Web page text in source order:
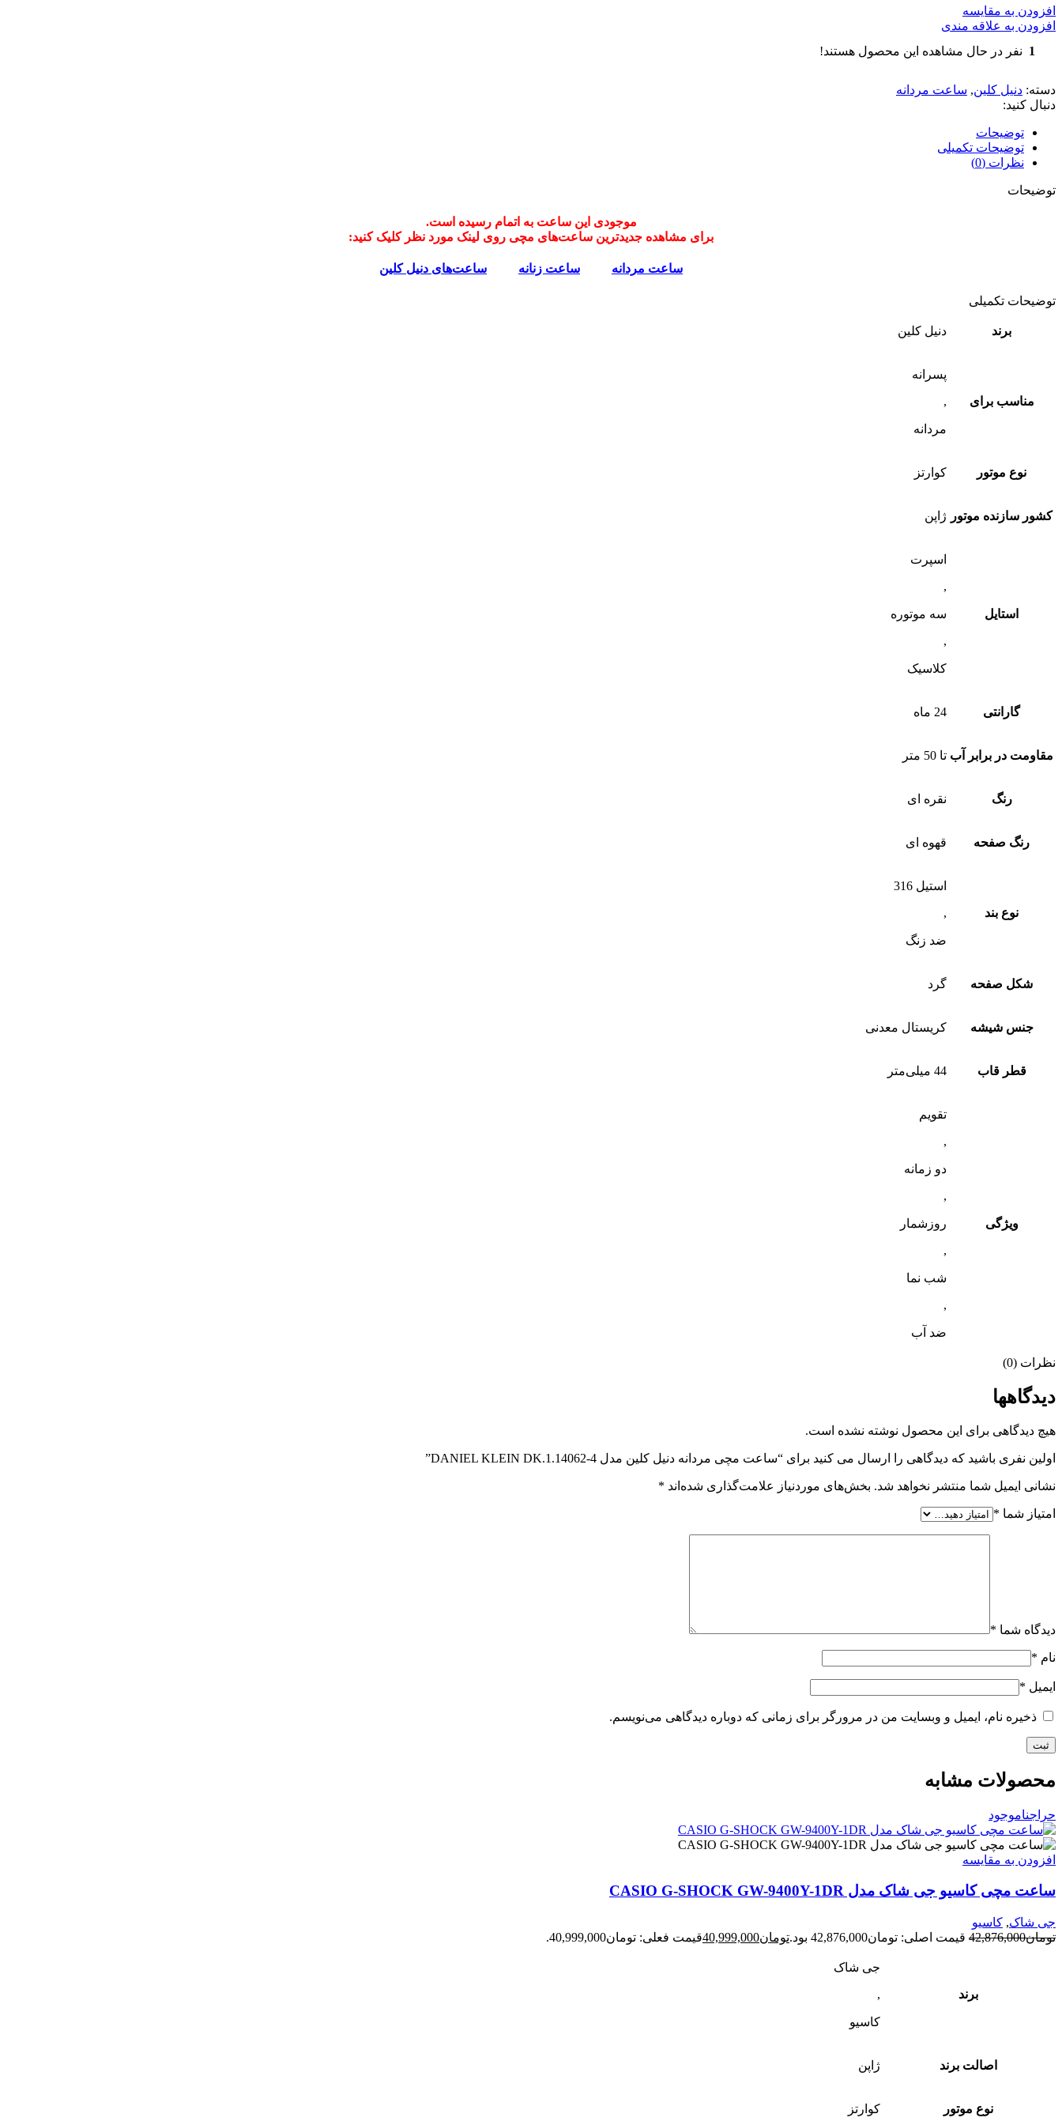
افزودن به مقایسه
افزودن به علاقه مندی
1 نفر در حال مشاهده این محصول هستند!
دسته: دنیل کلین, ساعت مردانه
دنبال کنید:
توضیحات
توضیحات تکمیلی
نظرات (0)
توضیحات
موجودی این ساعت به اتمام رسیده است.
برای مشاهده جدیدترین ساعت‌های مچی روی لینک مورد نظر کلیک کنید:
ساعت‌ مردانه ساعت‌ زنانه ساعت‌های دنیل کلین
توضیحات تکمیلی
برند دنیل کلین
مناسب برای
پسرانه
,
مردانه
نوع موتور کوارتز
کشور سازنده موتور ژاپن
استایل
اسپرت
,
سه موتوره
,
کلاسیک
گارانتی 24 ماه
مقاومت در برابر آب تا 50 متر
رنگ نقره ای
رنگ صفحه قهوه ای
نوع بند
استیل 316
,
ضد زنگ
شکل صفحه گرد
جنس شیشه کریستال معدنی
قطر قاب 44 میلی‌متر
ویژگی
تقویم
,
دو زمانه
,
روزشمار
,
شب‌ نما
,
ضد آب
نظرات (0)
دیدگاهها
هیچ دیدگاهی برای این محصول نوشته نشده است.
اولین نفری باشید که دیدگاهی را ارسال می کنید برای “ساعت مچی مردانه دنیل کلین مدل DANIEL KLEIN DK.1.14062-4”
نشانی ایمیل شما منتشر نخواهد شد. بخش‌های موردنیاز علامت‌گذاری شده‌اند *
امتیاز شما *
دیدگاه شما *
نام *
ایمیل *
ذخیره نام، ایمیل و وبسایت من در مرورگر برای زمانی که دوباره دیدگاهی می‌نویسم.
محصولات مشابه
حراجناموجود
افزودن به مقایسه
ساعت مچی کاسیو جی شاک مدل CASIO G-SHOCK GW-9400Y-1DR
جی شاک, کاسیو
تومان42,876,000 قیمت اصلی: تومان42,876,000 بود. تومان40,999,000قیمت فعلی: تومان40,999,000.
برند
جی شاک
,
کاسیو
اصالت برند ژاپن
نوع موتور کوارتز